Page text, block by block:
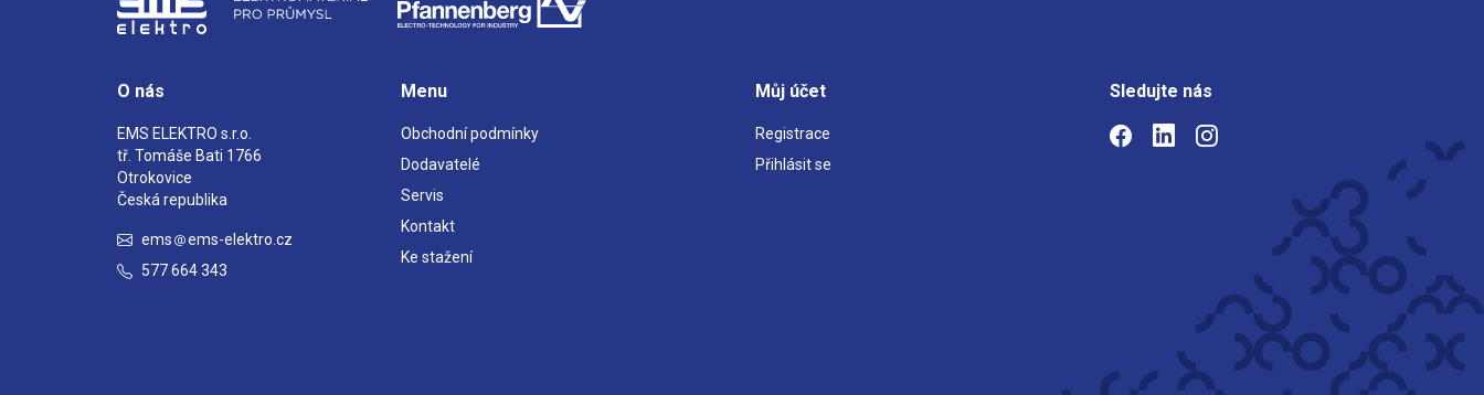
O nás
EMS ELEKTRO s.r.o.
tř. Tomáše Bati 1766
Otrokovice
Česká republika
ems
ems-elektro.cz
577 664 343
Menu
Obchodní podmínky
Dodavatelé
Servis
Kontakt
Ke stažení
Můj účet
Registrace
Přihlásit se
Sledujte nás